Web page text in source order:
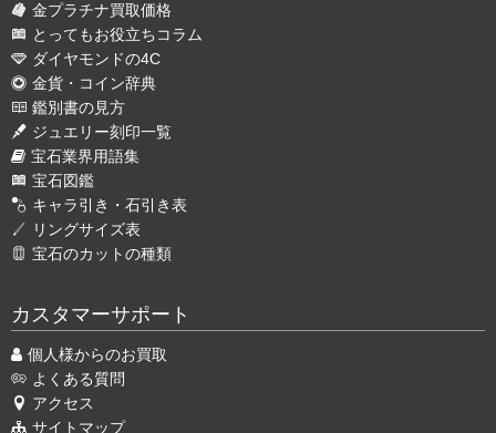
金プラチナ買取価格
とってもお役立ちコラム
ダイヤモンドの4C
金貨・コイン辞典
鑑別書の見方
ジュエリー刻印一覧
宝石業界用語集
宝石図鑑
キャラ引き・石引き表
リングサイズ表
宝石のカットの種類
カスタマーサポート
個人様からのお買取
よくある質問
アクセス
サイトマップ